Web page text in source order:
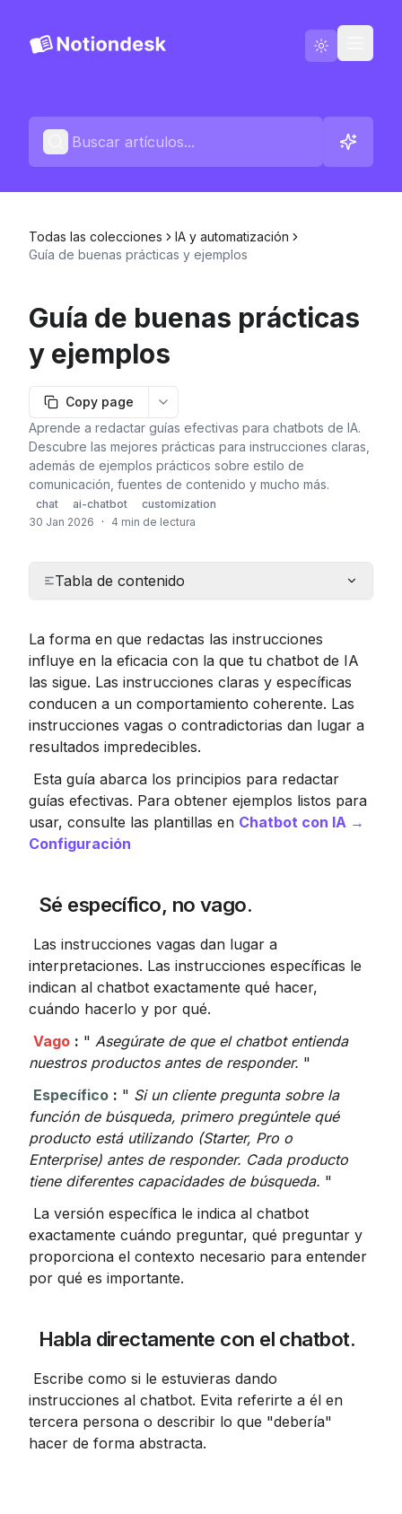
Blog
Español
Registros de cambios
Todas las colecciones
IA y automatización
Guía de buenas prácticas y ejemplos
Guía de buenas prácticas
y ejemplos
Copy page
More options
Aprende a redactar guías efectivas para chatbots de IA.
Descubre las mejores prácticas para instrucciones claras,
además de ejemplos prácticos sobre estilo de
comunicación, fuentes de contenido y mucho más.
chat ai-chatbot
customization
30 Jan 2026
· 4 min de lectura
Tabla de contenido
La forma en que redactas las instrucciones
influye en la eficacia con la que tu chatbot de IA
las sigue. Las instrucciones claras y específicas
conducen a un comportamiento coherente. Las
instrucciones vagas o contradictorias dan lugar a
resultados impredecibles.
guías efectivas. Para obtener ejemplos listos para
usar, consulte las plantillas en Chatbot con IA →
Configuración
Sé específico, no vago.
interpretaciones. Las instrucciones específicas le
indican al chatbot exactamente qué hacer,
cuándo hacerlo y por qué.
Vago : " Asegúrate de que el chatbot entienda
nuestros productos antes de responder. "
Específico : " Si un cliente pregunta sobre la
función de búsqueda, primero pregúntele qué
producto está utilizando (Starter, Pro o
Enterprise) antes de responder. Cada producto
tiene diferentes capacidades de búsqueda. "
exactamente cuándo preguntar, qué preguntar y
proporciona el contexto necesario para entender
por qué es importante.
Habla directamente con el chatbot.
instrucciones al chatbot. Evita referirte a él en
tercera persona o describir lo que "debería"
hacer de forma abstracta.